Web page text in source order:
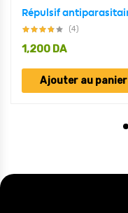
(4)
1,200 DA
Ajouter au panier